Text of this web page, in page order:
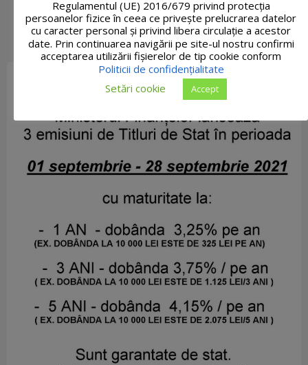
Regulamentul (UE) 2016/679 privind protecția
persoanelor fizice în ceea ce privește prelucrarea datelor
cu caracter personal și privind libera circulație a acestor
date. Prin continuarea navigării pe site-ul nostru confirmi
acceptarea utilizării fişierelor de tip cookie conform
Politicii de confidențialitate
Setări cookie
Accept